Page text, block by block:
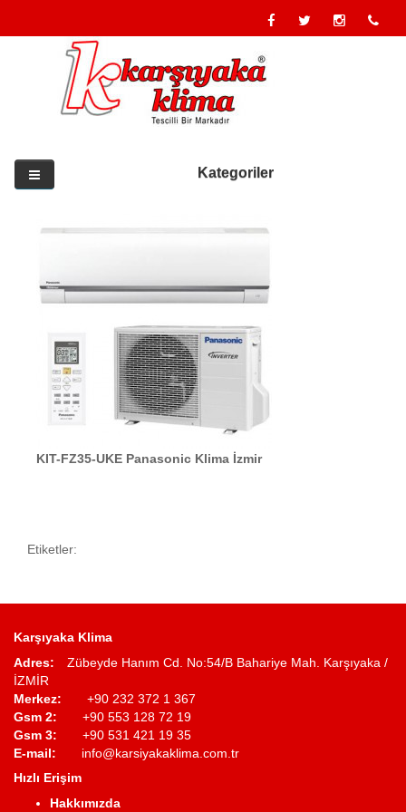
Kategoriler
KIT-FZ35-UKE Panasonic Klima İzmir
Etiketler:
Karşıyaka Klima
Adres: Zübeyde Hanım Cd. No:54/B Bahariye Mah. Karşıyaka /
İZMİR
Merkez: +90 232 372 1 367
Gsm 2: +90 553 128 72 19
Gsm 3: +90 531 421 19 35
E-mail: info@karsiyakaklima.com.tr
Hızlı Erişim
Hakkımızda